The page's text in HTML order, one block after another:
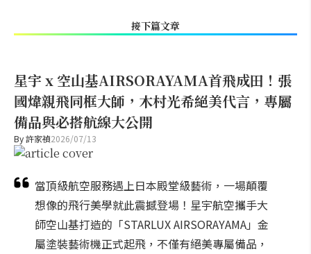
接下篇文章
星宇 x 空山基AIRSORAYAMA首飛成田！張
國煒親飛同框大師，木村光希絕美代言，專屬
備品與必搭航線大公開
By許家禎2026/07/13
當頂級航空服務遇上日本殿堂級藝術，一場顛覆
想像的飛行美學就此震撼登場！星宇航空攜手大
師空山基打造的「STARLUX AIRSORAYAMA」金
屬塗裝藝術機正式起飛，不僅有絕美專屬備品，